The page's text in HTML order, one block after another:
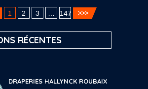
1 2 3 147
RÉCENTES
DRAPERIES HALLYNCK ROUBAIX